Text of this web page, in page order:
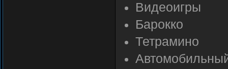
Видеоигры
Барокко
Тетрамино